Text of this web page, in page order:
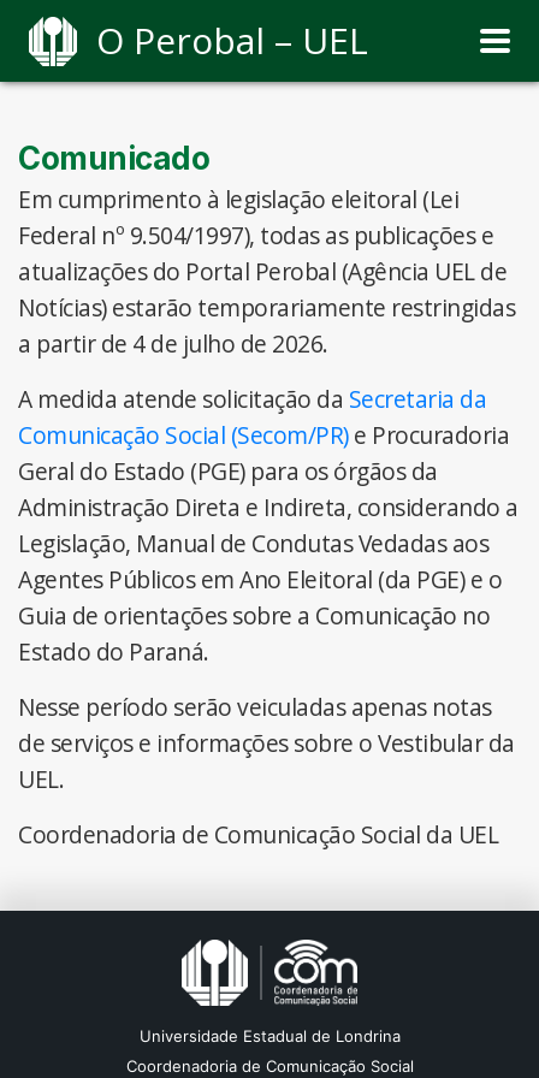
O Perobal – UEL
Comunicado
Em cumprimento à legislação eleitoral (Lei
Federal nº 9.504/1997), todas as publicações e
atualizações do Portal Perobal (Agência UEL de
Notícias) estarão temporariamente restringidas
a partir de 4 de julho de 2026.
A medida atende solicitação da Secretaria da
Comunicação Social (Secom/PR)e Procuradoria
Geral do Estado (PGE) para os órgãos da
Administração Direta e Indireta, considerando a
Legislação, Manual de Condutas Vedadas aos
Agentes Públicos em Ano Eleitoral (da PGE) e o
Guia de orientações sobre a Comunicação no
Estado do Paraná.
Nesse período serão veiculadas apenas notas
de serviços e informações sobre o Vestibular da
UEL.
Coordenadoria de Comunicação Social da UEL
Universidade Estadual de Londrina
Coordenadoria de Comunicação Social